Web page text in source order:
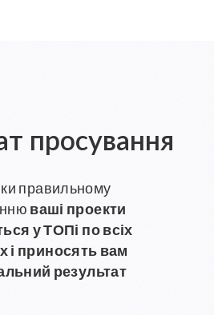
просування
правильному
ваші проекти
у ТОПі по всіх
і приносять вам
результат